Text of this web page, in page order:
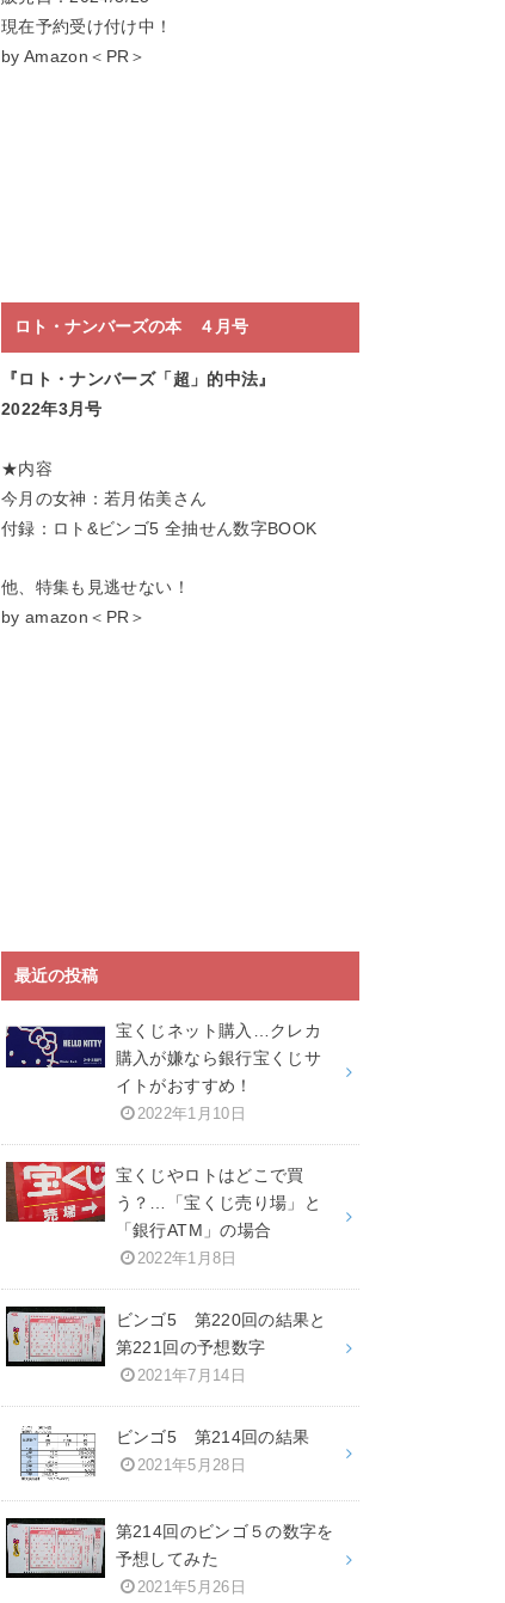
現在予約受け付け中！
by Amazon＜PR＞
ロト・ナンバーズの本 ４月号
『ロト・ナンバーズ「超」的中法』
2022年3月号
★内容
今月の女神：若月佑美さん
付録： ロト&ビンゴ5 全抽せん数字BOOK
他、特集も見逃せない！
by amazon＜PR＞
最近の投稿
宝くじネット購入…クレカ
購入が嫌なら銀行宝くじサ
イトがおすすめ！
2022年1月10日
宝くじやロトはどこで買
う？…「宝くじ売り場」と
「銀行ATM」の場合
2022年1月8日
ビンゴ5 第220回の結果と
第221回の予想数字
2021年7月14日
ビンゴ5 第214回の結果
2021年5月28日
第214回のビンゴ５の数字を
予想してみた
2021年5月26日